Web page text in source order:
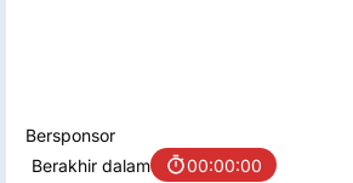
Bersponsor
Berakhir dalam
00:00:00